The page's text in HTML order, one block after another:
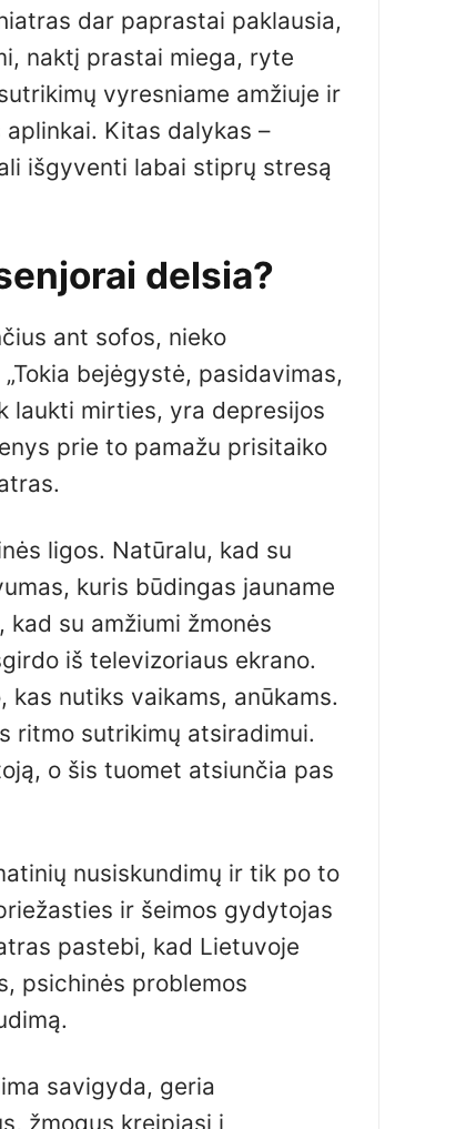
dar paprastai paklausia,
naktį prastai miega, ryte
vyresniame amžiuje ir
Kitas dalykas –
išgyventi labai stiprų stresą
delsia?
ant sofos, nieko
bejėgystė, pasidavimas,
laukti mirties, yra depresijos
prie to pamažu prisitaiko
ligos. Natūralu, kad su
kuris būdingas jauname
su amžiumi žmonės
iš televizoriaus ekrano.
nutiks vaikams, anūkams.
ritmo sutrikimų atsiradimui.
o šis tuomet atsiunčia pas
nusiskundimų ir tik po to
ir šeimos gydytojas
pastebi, kad Lietuvoje
psichinės problemos
savigyda, geria
žmogus kreipiasi į